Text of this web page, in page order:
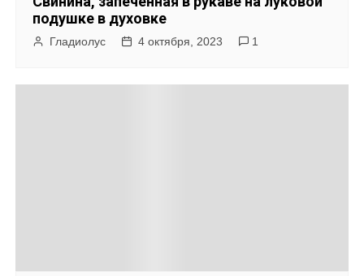
подушке в духовке
Гладиолус 4 октября, 2023 1